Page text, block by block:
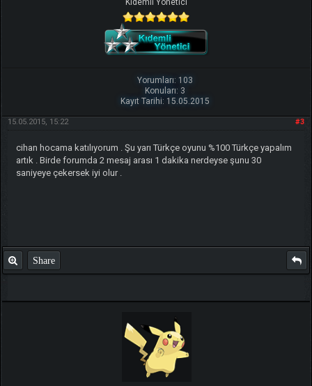
Kıdemli Yönetici
Yorumları: 103
Konuları: 3
Kayıt Tarihi: 15.05.2015
#3
15.05.2015, 15:22
cihan hocama katılıyorum . Şu yarı Türkçe oyunu %100 Türkçe yapalım
artık . Birde forumda 2 mesaj arası 1 dakika nerdeyse şunu 30
saniyeye çekersek iyi olur .
Share